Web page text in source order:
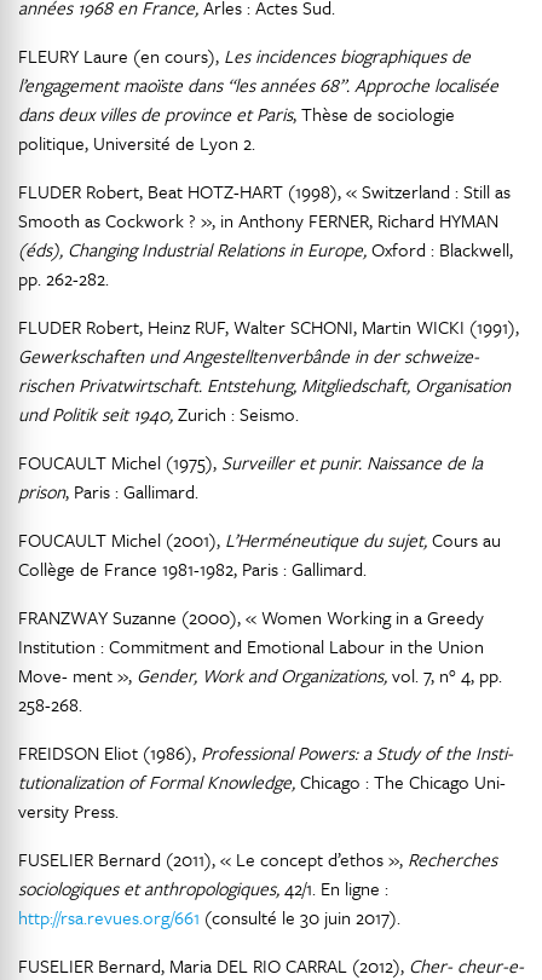
années 1968 en France,Arles : Actes Sud.
FLEURY Laure (en cours), Les incidences biographiques de
l’engagement maoïste dans “les années 68”. Approche localisée
dans deux villes de province et Paris, Thèse de sociologie
politique, Université de Lyon 2.
FLUDER Robert, Beat HOTZ-HART (1998), « Switzerland : Still as
Smooth as Cockwork ? », in Anthony FERNER, Richard HYMAN
(éds), Changing Industrial Relations in Europe,Oxford : Blackwell,
pp. 262-282.
FLUDER Robert, Heinz RUF, Walter SCHONI, Martin WICKI (1991),
Gewerkschaften und Angestelltenverbânde in der schweize-
rischen Privatwirtschaft. Entstehung, Mitgliedschaft, Organisation
und Politik seit 1940,Zurich : Seismo.
FOUCAULT Michel (1975), Surveiller et punir. Naissance de la
prison, Paris : Gallimard.
FOUCAULT Michel (2001), L’Herméneutique du sujet,Cours au
Collège de France 1981-1982, Paris : Gallimard.
FRANZWAY Suzanne (2000), « Women Working in a Greedy
Institution : Commitment and Emotional Labour in the Union
Move- ment », Gender, Work and Organizations,vol. 7, n° 4, pp.
258-268.
FREIDSON Eliot (1986), Professional Powers: a Study of the Insti-
tutionalization of Formal Knowledge,Chicago : The Chicago Uni-
versity Press.
FUSELIER Bernard (2011), « Le concept d’ethos », Recherches
sociologiques et anthropologiques,42/1. En ligne :
http://rsa.revues.org/661 (consulté le 30 juin 2017).
FUSELIER Bernard, Maria DEL RIO CARRAL (2012), Cher- cheur-e-